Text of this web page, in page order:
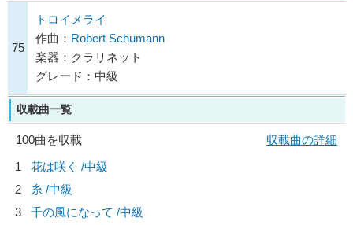
75
トロイメライ
作曲： Robert Schumann
楽器：クラリネット
グレード：中級
収載曲一覧
100曲を収載
収載曲の詳細
1
花は咲く /中級
2
糸 /中級
3
千の風になって /中級